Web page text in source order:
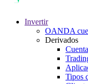
Invertir
OANDA
Derivados
Tipos